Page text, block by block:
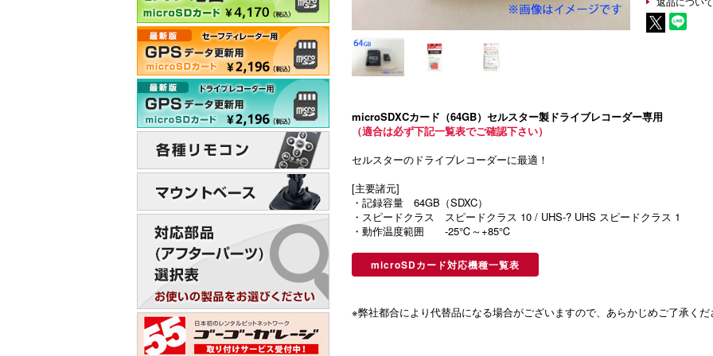
microSDXCカード（64GB）セルスター製ドライブレコーダー専用
（適合は必ず下記一覧表でご確認下さい）
セルスターのドライブレコーダーに最適！
[主要諸元]
・記録容量 64GB（SDXC）
・スピードクラス スピードクラス 10 / UHS-? UHS スピードクラス 1
・動作温度範囲 -25℃～+85℃
microSDカード対応機種一覧表
※弊社都合により代替品になる場合がございますので、あらかじめご了承くだ